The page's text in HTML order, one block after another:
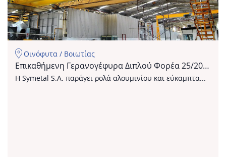
Οινόφυτα / Βοιωτίας
Επικαθήμενη Γερανογέφυρα Διπλού Φορέα 25/20tn
Symetal
Η Symetal S.A. παράγει ρολά αλουμινίου και εύκαμπτα...